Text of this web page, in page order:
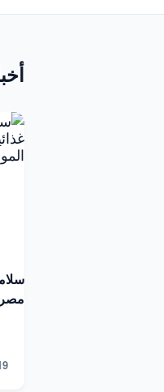
19